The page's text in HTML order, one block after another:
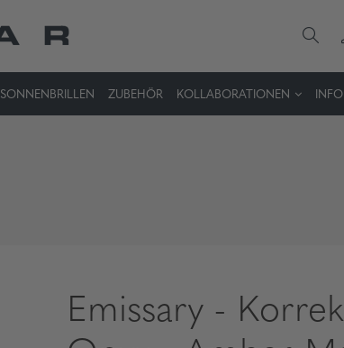
SONNENBRILLEN ZUBEHÖR KOLLABORATIONEN INFO
Emissary -